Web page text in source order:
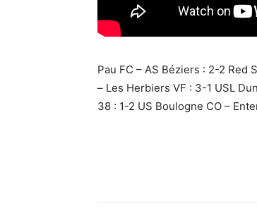
Pau FC – AS Béziers : 2-2 Red
– Les Herbiers VF : 3-1 USL
38 : 1-2 US Boulogne CO –